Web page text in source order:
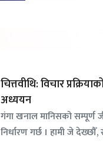
चित्तवीथि: विचार
अध्ययन
गंगा खनाल मानिसको
निर्धारण गर्छ । हामी जे